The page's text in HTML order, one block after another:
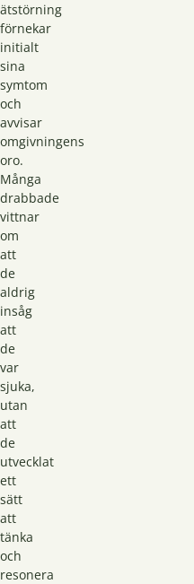
ätstörning
förnekar
initialt
sina
symtom
och
avvisar
omgivningens
oro.
Många
drabbade
vittnar
om
att
de
aldrig
insåg
att
de
var
sjuka,
utan
att
de
utvecklat
ett
sätt
att
tänka
och
resonera